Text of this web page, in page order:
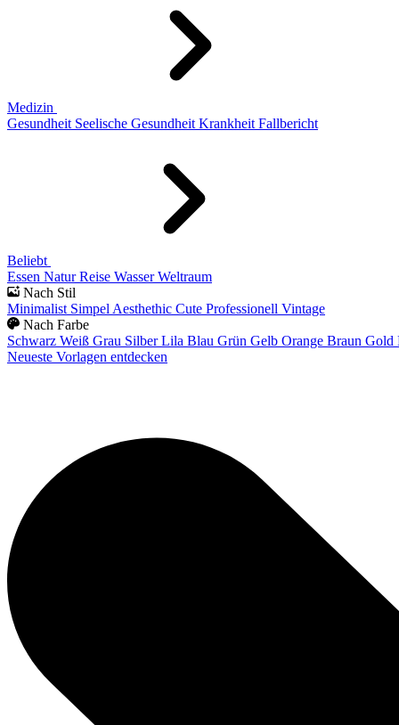
Medizin
Gesundheit Seelische Gesundheit Krankheit Fallbericht
Beliebt
Essen Natur Reise Wasser Weltraum
Nach Stil
Minimalist Simpel Aesthethic Cute Professionell Vintage
Nach Farbe
Schwarz Weiß Grau Silber Lila Blau Grün Gelb Orange Braun Gold
Neueste Vorlagen entdecken